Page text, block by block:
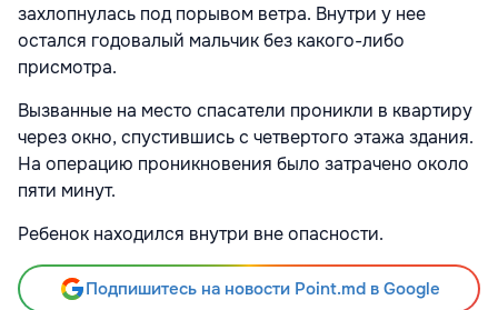
захлопнулась под порывом ветра. Внутри у нее
остался годовалый мальчик без какого-либо
присмотра.
Вызванные на место спасатели проникли в квартиру
через окно, спустившись с четвертого этажа здания.
На операцию проникновения было затрачено около
пяти минут.
Ребенок находился внутри вне опасности.
Подпишитесь на новости Point.md в Google